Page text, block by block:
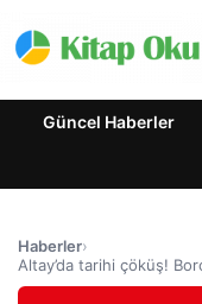
Güncel Haberler
Haberler›
Altay’da tarihi çöküş!